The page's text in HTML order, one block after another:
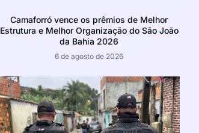
Camaforró vence os prêmios de Melhor
Estrutura e Melhor Organização do São João
da Bahia 2026
6 de agosto de 2026